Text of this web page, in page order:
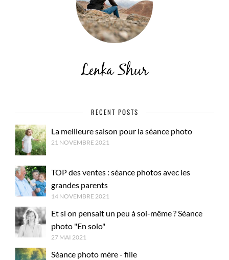
RECENT POSTS
La meilleure saison pour la séance photo
21 NOVEMBRE 2021
TOP des ventes : séance photos avec les
grandes parents
14 NOVEMBRE 2021
Et si on pensait un peu à soi-même ? Séance
photo "En solo"
27 MAI 2021
Séance photo mère - fille